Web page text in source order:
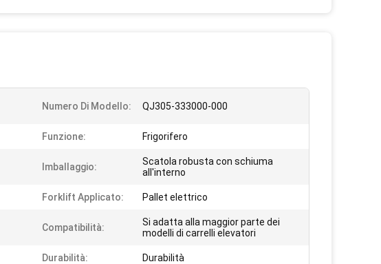
Numero Di Modello: QJ305-333000-000
Funzione: Frigorifero
Imballaggio:
Scatola robusta con schiuma
all'interno
Forklift Applicato: Pallet elettrico
Compatibilità:
Si adatta alla maggior parte dei
modelli di carrelli elevatori
Durabilità: Durabilità